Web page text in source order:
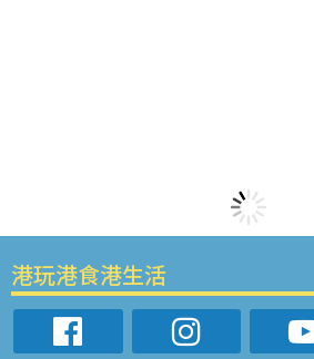
港玩港食港生活